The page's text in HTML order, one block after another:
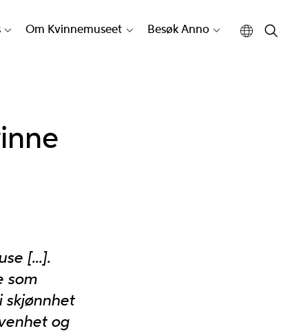
Om Kvinnemuseet Besøk Anno
[...].
som
skjønnhet
og